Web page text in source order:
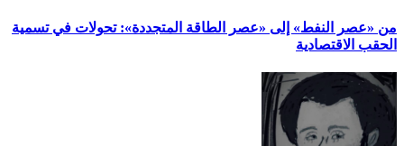
​من «عصر النفط» إلى «عصر الطاقة المتجددة»: تحولات في تسمية
الحقب الاقتصادية